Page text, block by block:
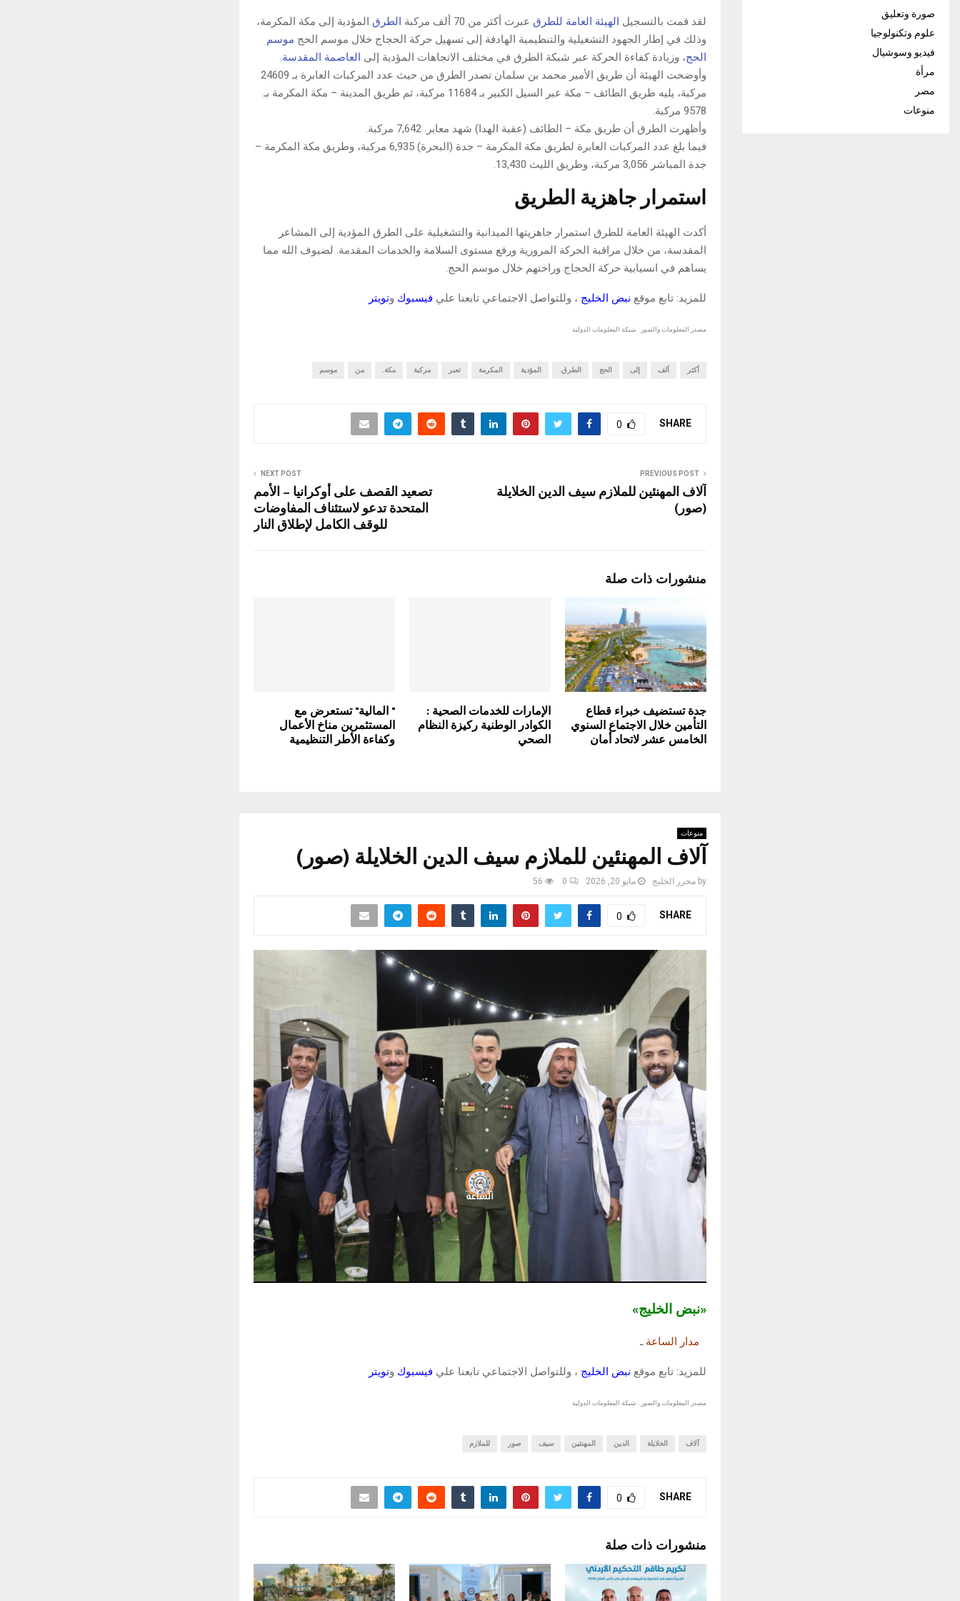
لقد قمت بالتسجيل الهيئة العامة للطرق عبرت أكثر من 70 ألف مركبة الطرق المؤدية إلى مكة المكرمة،
وذلك في إطار الجهود التشغيلية والتنظيمية الهادفة إلى تسهيل حركة الحجاج خلال موسم الحج موسم
الحج، وزيادة كفاءة الحركة عبر شبكة الطرق في مختلف الاتجاهات المؤدية إلى العاصمة المقدسة.
وأوضحت الهيئة أن طريق الأمير محمد بن سلمان تصدر الطرق من حيث عدد المركبات العابرة بـ 24609
مركبة، يليه طريق الطائف – مكة عبر السيل الكبير بـ 11684 مركبة، ثم طريق المدينة – مكة المكرمة بـ
9578 مركبة.
وأظهرت الطرق أن طريق مكة – الطائف (عقبة الهدا) شهد معابر. 7,642 مركبة.
فيما بلغ عدد المركبات العابرة لطريق مكة المكرمة – جدة (البحرة) 6,935 مركبة، وطريق مكة المكرمة –
جدة المباشر 3,056 مركبة، وطريق الليث 13,430.
استمرار جاهزية الطريق
أكدت الهيئة العامة للطرق استمرار جاهزيتها الميدانية والتشغيلية على الطرق المؤدية إلى المشاعر
المقدسة، من خلال مراقبة الحركة المرورية ورفع مستوى السلامة والخدمات المقدمة. لضيوف الله مما
يساهم في انسيابية حركة الحجاج وراحتهم خلال موسم الحج.
للمزيد: تابع موقع نبض الخليج ، وللتواصل الاجتماعي تابعنا علي فيسبوك وتويتر
مصدر المعلومات والصور : شبكة المعلومات الدولية
أكثر ألف إلى الحج الطرق. المؤدية المكرمة تعبر مركبة مكة. من موسم
SHARE
0
PREVIOUS POST
آلاف المهنئين للملازم سيف الدين الخلايلة
(صور)
NEXT POST
تصعيد القصف على أوكرانيا – الأمم
المتحدة تدعو لاستئناف المفاوضات
للوقف الكامل لإطلاق النار
منشورات ذات صلة
جدة تستضيف خبراء قطاع
التأمين خلال الاجتماع السنوي
الخامس عشر لاتحاد أمان
الإمارات للخدمات الصحية :
الكوادر الوطنية ركيزة النظام
الصحي
" المالية" تستعرض مع
المستثمرين مناخ الأعمال
وكفاءة الأطر التنظيمية
منوعات
آلاف المهنئين للملازم سيف الدين الخلايلة (صور)
by محرر الخليج مايو 20, 2026 0
56
SHARE
0
«نبض الخليج»
مدار الساعةـ
للمزيد: تابع موقع نبض الخليج ، وللتواصل الاجتماعي تابعنا علي فيسبوك وتويتر
مصدر المعلومات والصور : شبكة المعلومات الدولية
آلاف الخلايلة الدين المهنئين سيف صور للملازم
SHARE
0
منشورات ذات صلة
صورة وتعليق
علوم وتكنولوجيا
فيديو وسوشيال
مرأة
مصر
منوعات